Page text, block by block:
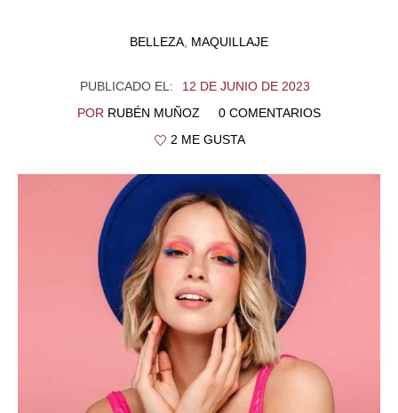
BELLEZA, MAQUILLAJE
PUBLICADO EL:
12 DE JUNIO DE 2023
POR RUBÉN MUÑOZ
0 COMENTARIOS
2 ME GUSTA